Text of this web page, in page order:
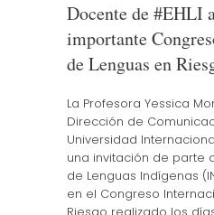
Docente de #EHLI
importante
de Lenguas en
La Profesora Yessica
Dirección de
Universidad
una invitación de parte
de Lenguas Indígenas
en el Congreso